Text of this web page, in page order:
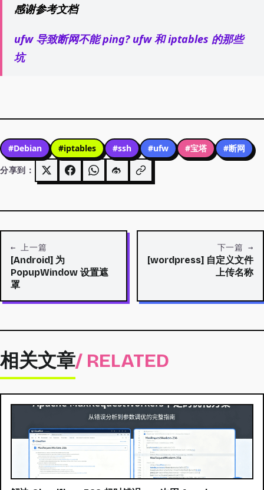
感谢参考文档
ufw 导致断网不能 ping? ufw 和 iptables 的那些
坑
#Debian #iptables #ssh #ufw #宝塔
#断网
分享到：
← 上一篇
[Android] 为
PopupWindow 设置遮
罩
下一篇 →
[wordpress] 自定义文件
上传名称
相关文章/ RELATED